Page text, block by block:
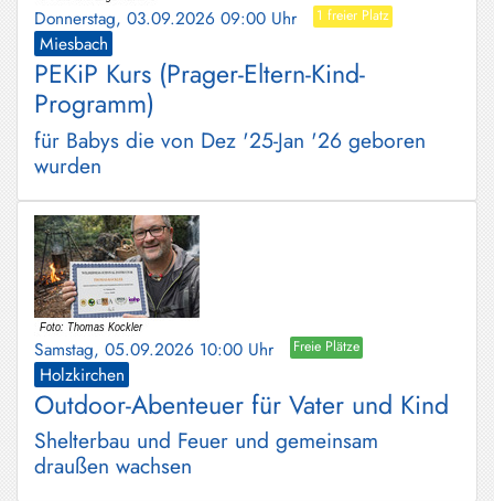
Donnerstag, 03.09.2026 09:00 Uhr 1 freier Platz
Miesbach
PEKiP Kurs (Prager-Eltern-Kind-
Programm)
für Babys die von Dez '25-Jan '26 geboren
wurden
Samstag, 05.09.2026 10:00 Uhr Freie Plätze
Holzkirchen
Outdoor-Abenteuer für Vater und Kind
Shelterbau und Feuer und gemeinsam
draußen wachsen